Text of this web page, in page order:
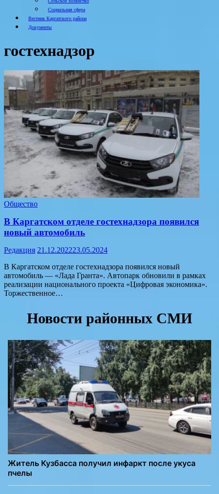
Социальная сфера
Вестник Каргатского района
Документы
гостехнадзор
Общество
В Каргатском отделе гостехнадзора появился
новый автомобиль
Редакция 21.12.202223.05.2024
В Каргатском отделе гостехнадзора появился новый
автомобиль — «Лада Гранта». Автопарк обновили в рамках
реализации национального проекта «Цифровая экономика».
Торжественное…